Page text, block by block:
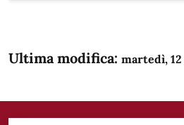
Ultima modifica: martedì,